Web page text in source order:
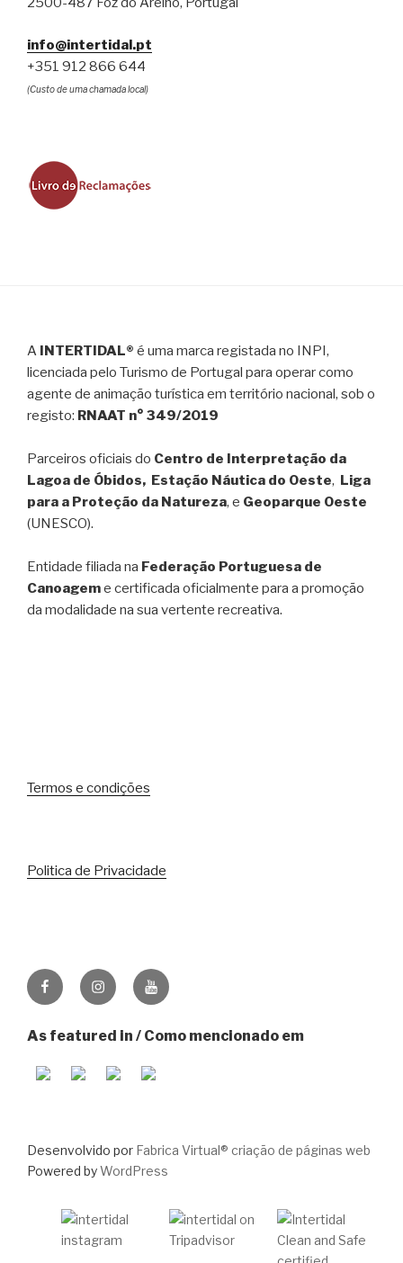
info@intertidal.pt
+351 912 866 644
(Custo de uma chamada local)
A INTERTIDAL® é uma marca registada no INPI,
licenciada pelo Turismo de Portugal para operar como
agente de animação turística em território nacional, sob o
registo: RNAAT n° 349/2019
Parceiros oficiais do Centro de Interpretação da
Lagoa de Óbidos, Estação Náutica do Oeste, Liga
para a Proteção da Natureza, e Geoparque Oeste
(UNESCO).
Entidade filiada na Federação Portuguesa de
Canoageme certificada oficialmente para a promoção
da modalidade na sua vertente recreativa.
Termos e condições
Politica de Privacidade
FacebookInstagramYoutube
As featured in / Como mencionado em
Desenvolvido por Fabrica Virtual® criação de páginas web
Powered byWordPress